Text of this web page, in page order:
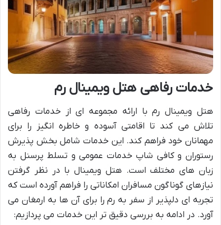
خدمات رفاهی هتل ویمینال رم
هتل ویمینال رم با ارائه مجموعه ای از خدمات رفاهی
تلاش می کند تا اقامتی آسوده و خاطره انگیز را برای
مهمانان خود فراهم کند. این خدمات شامل بخش پذیرش
رستوران و کافی شاپ خدمات عمومی و تسلط پرسنل به
زبان های مختلف است. هتل ویمینال با در نظر گرفتن
نیازهای گوناگون مسافران امکاناتی را فراهم آورده است که
تجربه ای دلپذیر از سفر به رم را برای آن ها به ارمغان می
آورد. در ادامه به بررسی دقیق تر این خدمات می پردازیم: